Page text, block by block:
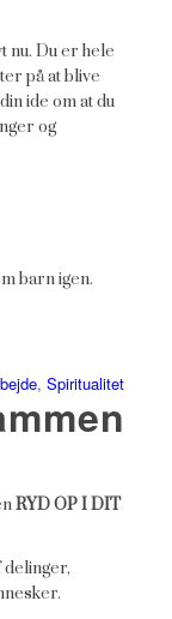
nu. Du er hele
på at blive
ide om at du
og
barn igen.
, Spiritualitet
RYD OP I DIT